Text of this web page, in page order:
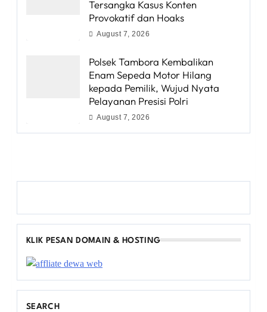
Tersangka Kasus Konten
Provokatif dan Hoaks
August 7, 2026
Polsek Tambora Kembalikan
Enam Sepeda Motor Hilang
kepada Pemilik, Wujud Nyata
Pelayanan Presisi Polri
August 7, 2026
KLIK PESAN DOMAIN & HOSTING
SEARCH